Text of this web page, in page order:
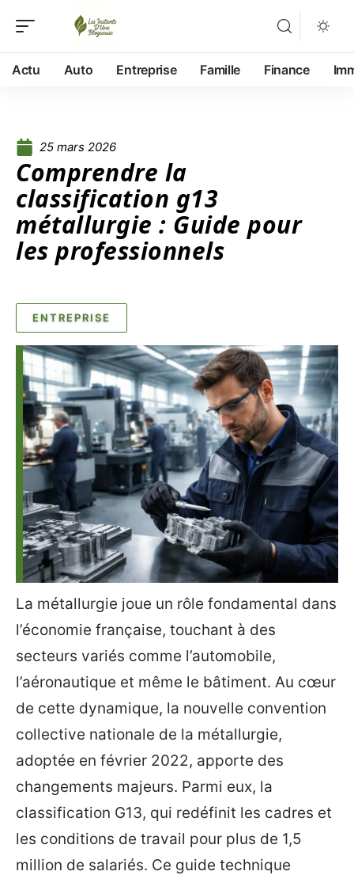
Actu Auto Entreprise Famille Finance
25 mars 2026
Comprendre la
classification g13
métallurgie : Guide pour
les professionnels
ENTREPRISE
La métallurgie joue un rôle fondamental dans
l’économie française, touchant à des
secteurs variés comme l’automobile,
l’aéronautique et même le bâtiment. Au cœur
de cette dynamique, la nouvelle convention
collective nationale de la métallurgie,
adoptée en février 2022, apporte des
changements majeurs. Parmi eux, la
classification G13, qui redéfinit les cadres et
les conditions de travail pour plus de 1,5
million de salariés. Ce guide technique